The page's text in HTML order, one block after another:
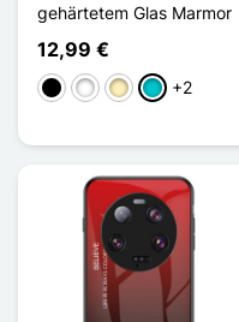
gehärtetem Glas Marmor
12,99 €
Schwarz
WeißGoldenTürkis
+2